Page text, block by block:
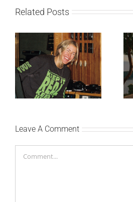
Related Posts
Ellie Goulding otkriva
nežniju stranu novim
singlom „4 Seasons“
Leave A Comment